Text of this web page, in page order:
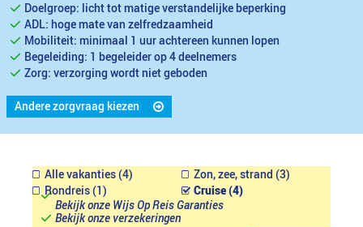
Doelgroep: licht tot matige verstandelijke beperking
ADL: hoge mate van zelfredzaamheid
Mobiliteit: minimaal 1 uur achtereen kunnen lopen
Begeleiding: 1 begeleider op 4 deelnemers
Zorg: verzorging wordt niet geboden
Andere zorgvraag kiezen
Alle vakanties (4)
Zon, zee, strand (3)
Rondreis (1)
Cruise (4)
Bekijk onze Wijs Op Reis Garanties
Bekijk onze verzekeringen